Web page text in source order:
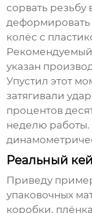
сорвать
деформировать
колёс с
указан
Упустил этот
затягивали
процентов
неделю работы.
Реальный
Приведу
упаковочных
коробки,